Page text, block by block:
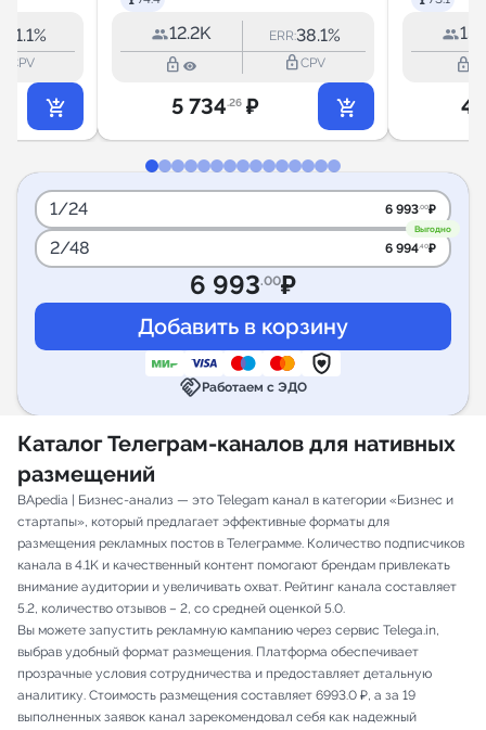
11.1%
CPV
12.2K ERR:38.1%
lock_outline lock_outlineCPV
5 734.26 ₽
lock_outline
4
1/24 6 993.00₽
Выгодно
2/48 6 994.40₽
6 993.00₽
handshakeРаботаем с ЭДО
Каталог Телеграм-каналов для нативных
размещений
BApedia | Бизнес-анализ — это Telegam канал в категории «Бизнес и
стартапы», который предлагает эффективные форматы для
размещения рекламных постов в Телеграмме. Количество подписчиков
канала в 4.1K и качественный контент помогают брендам привлекать
внимание аудитории и увеличивать охват. Рейтинг канала составляет
5.2, количество отзывов – 2, со средней оценкой 5.0.
Вы можете запустить рекламную кампанию через сервис Telega.in,
выбрав удобный формат размещения. Платформа обеспечивает
прозрачные условия сотрудничества и предоставляет детальную
аналитику. Стоимость размещения составляет 6993.0 ₽, а за 19
выполненных заявок канал зарекомендовал себя как надежный